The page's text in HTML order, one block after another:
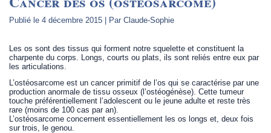
Publié le 4 décembre 2015 | Par Claude-Sophie
Les os sont des tissus qui forment notre squelette et constituent la
charpente du corps. Longs, courts ou plats, ils sont reliés entre eux par
les articulations.
L’ostéosarcome est un cancer primitif de l’os qui se caractérise par une
production anormale de tissu osseux (l’ostéogénèse). Cette tumeur
touche préférentiellement l’adolescent ou le jeune adulte et reste très
rare (moins de 100 cas par an).
L’ostéosarcome concernent essentiellement les os longs et, deux fois
sur trois, le genou.